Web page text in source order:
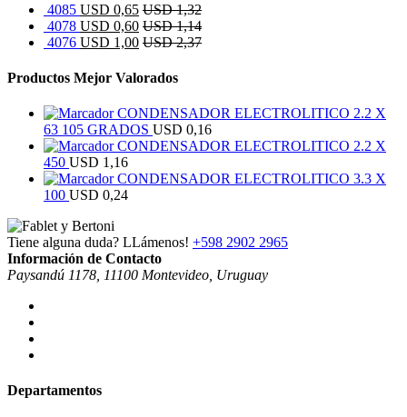
4085 USD 0,65 USD1,32
4078 USD 0,60 USD1,14
4076 USD 1,00 USD2,37
Productos Mejor Valorados
CONDENSADOR ELECTROLITICO 2.2 X
63 105 GRADOS USD 0,16
CONDENSADOR ELECTROLITICO 2.2 X
450 USD 1,16
CONDENSADOR ELECTROLITICO 3.3 X
100 USD 0,24
Tiene alguna duda? LLámenos! +598 2902 2965
Información de Contacto
Paysandú 1178, 11100 Montevideo, Uruguay
Departamentos